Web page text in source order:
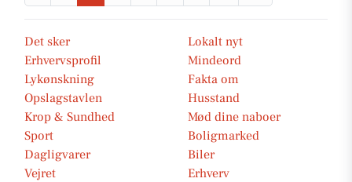
Det sker
Lokalt nyt
Erhvervsprofil
Mindeord
Lykønskning
Fakta om
Opslagstavlen
Husstand
Krop & Sundhed
Mød dine naboer
Sport
Boligmarked
Dagligvarer
Biler
Vejret
Erhverv